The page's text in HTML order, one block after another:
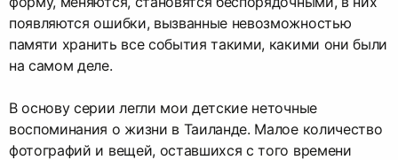
появляются ошибки, вызванные невозможностью
памяти хранить все события такими, какими они были
на самом деле.
В основу серии легли мои детские неточные
воспоминания о жизни в Таиланде. Малое количество
фотографий и вещей, оставшихся с того времени